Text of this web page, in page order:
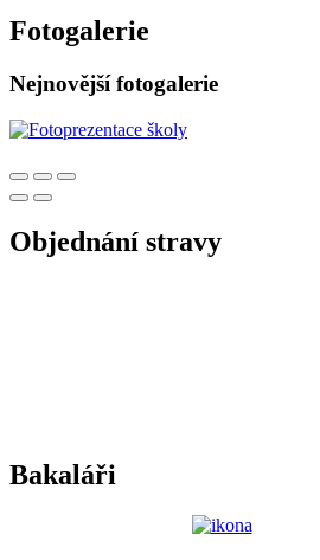
Fotogalerie
Nejnovější fotogalerie
Objednání stravy
Bakaláři